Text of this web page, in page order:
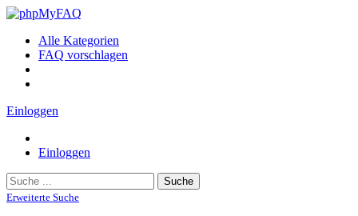
Alle Kategorien
FAQ vorschlagen
Einloggen
Einloggen
Suche
Erweiterte Suche